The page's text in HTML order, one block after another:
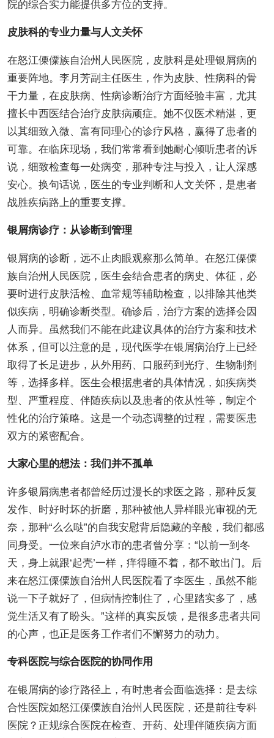
院的综合实力能提供多方位的支持。
皮肤科的专业力量与人文关怀
在怒江傈僳族自治州人民医院，皮肤科是处理银屑病的
重要阵地。李月芳副主任医生，作为皮肤、性病科的骨
干力量，在皮肤病、性病诊断治疗方面经验丰富，尤其
擅长中西医结合治疗皮肤病顽症。她不仅医术精湛，更
以其细致入微、富有同理心的诊疗风格，赢得了患者的
可靠。在临床现场，我们常常看到她耐心倾听患者的诉
说，细致检查每一处病变，那种专注与投入，让人深感
安心。换句话说，医生的专业判断和人文关怀，是患者
战胜疾病路上的重要支撑。
银屑病诊疗：从诊断到管理
银屑病的诊断，远不止肉眼观察那么简单。在怒江傈僳
族自治州人民医院，医生会结合患者的病史、体征，必
要时进行皮肤活检、血常规等辅助检查，以排除其他类
似疾病，明确诊断类型。确诊后，治疗方案的选择会因
人而异。虽然我们不能在此建议具体的治疗方案和技术
体系，但可以注意的是，现代医学在银屑病治疗上已经
取得了长足进步，从外用药、口服药到光疗、生物制剂
等，选择多样。医生会根据患者的具体情况，如疾病类
型、严重程度、伴随疾病以及患者的依从性等，制定个
性化的治疗策略。这是一个动态调整的过程，需要医患
双方的紧密配合。
大家心里的想法：我们并不孤单
许多银屑病患者都曾经历过漫长的求医之路，那种反复
发作、时好时坏的折磨，那种被他人异样眼光审视的无
奈，那种“么么哒”的自我安慰背后隐藏的辛酸，我们都感
同身受。一位来自泸水市的患者曾分享：“以前一到冬
天，身上就跟‘起壳’一样，痒得睡不着，都不敢出门。后
来在怒江傈僳族自治州人民医院看了李医生，虽然不能
说一下子就好了，但病情控制住了，心里踏实多了，感
觉生活又有了盼头。”这样的真实反馈，是很多患者共同
的心声，也正是医务工作者们不懈努力的动力。
专科医院与综合医院的协同作用
在银屑病的诊疗路径上，有时患者会面临选择：是去综
合性医院如怒江傈僳族自治州人民医院，还是前往专科
医院？正规综合医院在检查、开药、处理伴随疾病方面